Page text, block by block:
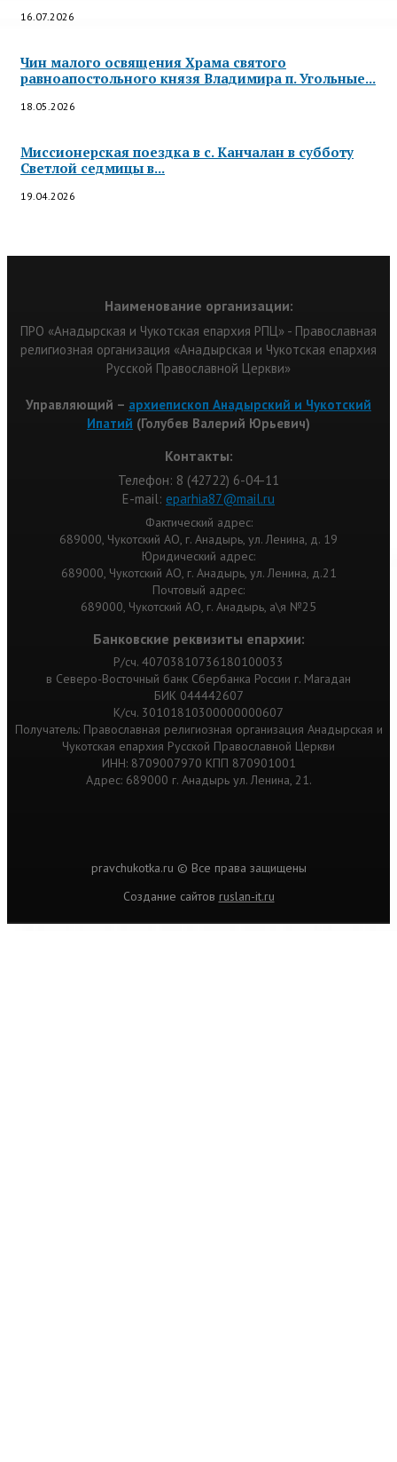
16.07.2026
Чин малого освящения Храма святого
равноапостольного князя Владимира п. Угольные...
18.05.2026
Миссионерская поездка в с. Канчалан в субботу
Светлой седмицы в...
19.04.2026
Наименование организации:
ПРО «Анадырская и Чукотская епархия РПЦ» - Православная
религиозная организация «Анадырская и Чукотская епархия
Русской Православной Церкви»
Управляющий – архиепископ Анадырский и Чукотский
Ипатий (Голубев Валерий Юрьевич)
Контакты:
Телефон: 8 (42722) 6-04-11
Е-mail: eparhia87@mail.ru
Фактический адрес:
689000, Чукотский АО, г. Анадырь, ул. Ленина, д. 19
Юридический адрес:
689000, Чукотский АО, г. Анадырь, ул. Ленина, д.21
Почтовый адрес:
689000, Чукотский АО, г. Анадырь, а\я №25
Банковские реквизиты епархии:
Р/сч. 40703810736180100033
в Северо-Восточный банк Сбербанка России г. Магадан
БИК 044442607
К/сч. 30101810300000000607
Получатель: Православная религиозная организация Анадырская и
Чукотская епархия Русской Православной Церкви
ИНН: 8709007970 КПП 870901001
Адрес: 689000 г. Анадырь ул. Ленина, 21.
pravchukotka.ru © Все права защищены
Cоздание сайтов ruslan-it.ru